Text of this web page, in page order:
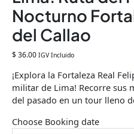
Nocturno
del Callao
$36.00 IGV Incluido
¡Explora la Fortaleza Real
militar de Lima! Recorre sus
del pasado en un tour lleno
Choose Booking date